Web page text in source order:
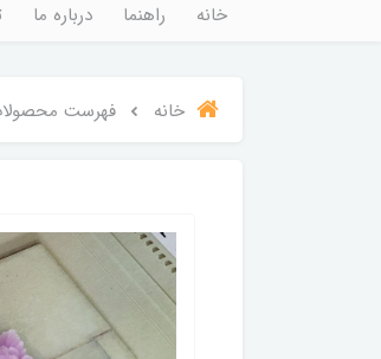
خانه راهنما درباره ما
خانه فهرست